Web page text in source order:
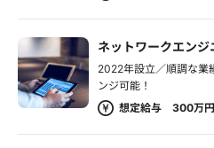
ネットワークエンジ
2022年設立／順調な業
ンジ可能！
想定給与 300万